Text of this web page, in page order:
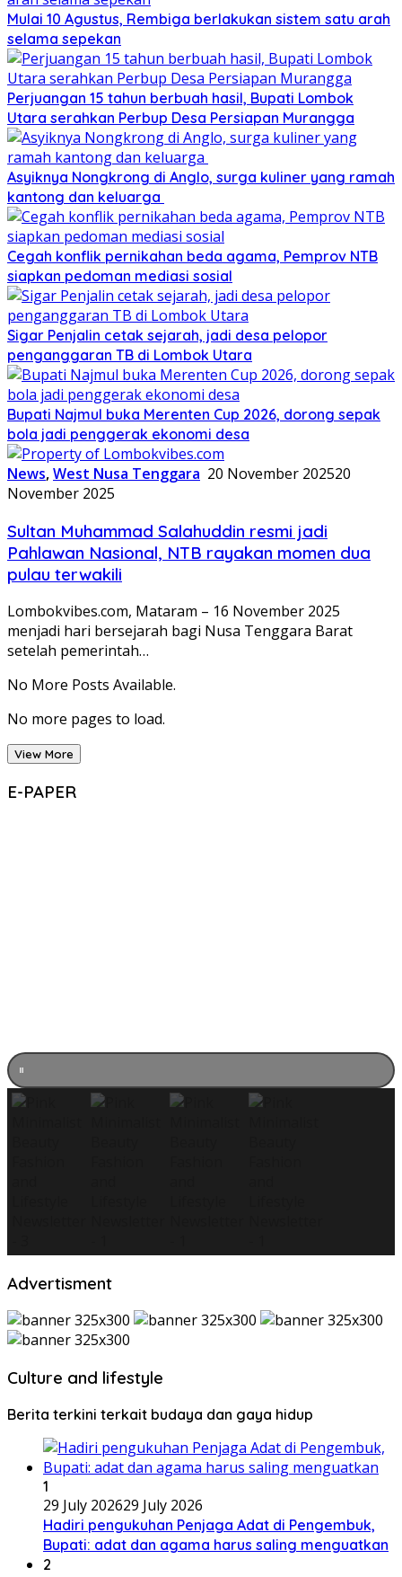
Mulai 10 Agustus, Rembiga berlakukan sistem satu arah
selama sepekan
Perjuangan 15 tahun berbuah hasil, Bupati Lombok
Utara serahkan Perbup Desa Persiapan Murangga
Asyiknya Nongkrong di Anglo, surga kuliner yang ramah
kantong dan keluarga
Cegah konflik pernikahan beda agama, Pemprov NTB
siapkan pedoman mediasi sosial
Sigar Penjalin cetak sejarah, jadi desa pelopor
penganggaran TB di Lombok Utara
Bupati Najmul buka Merenten Cup 2026, dorong sepak
bola jadi penggerak ekonomi desa
News,West Nusa Tenggara 20 November 202520
November 2025
Sultan Muhammad Salahuddin resmi jadi
Pahlawan Nasional, NTB rayakan momen dua
pulau terwakili
Lombokvibes.com, Mataram – 16 November 2025
menjadi hari bersejarah bagi Nusa Tenggara Barat
setelah pemerintah…
No More Posts Available.
No more pages to load.
View More
E-PAPER
Advertisment
Culture and lifestyle
Berita terkini terkait budaya dan gaya hidup
1
29 July 202629 July 2026
Hadiri pengukuhan Penjaga Adat di Pengembuk,
Bupati: adat dan agama harus saling menguatkan
2